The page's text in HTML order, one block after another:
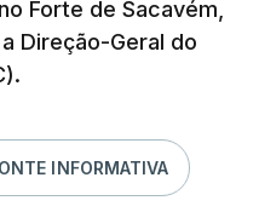
Forte de Sacavém,
Direção-Geral do
INFORMATIVA